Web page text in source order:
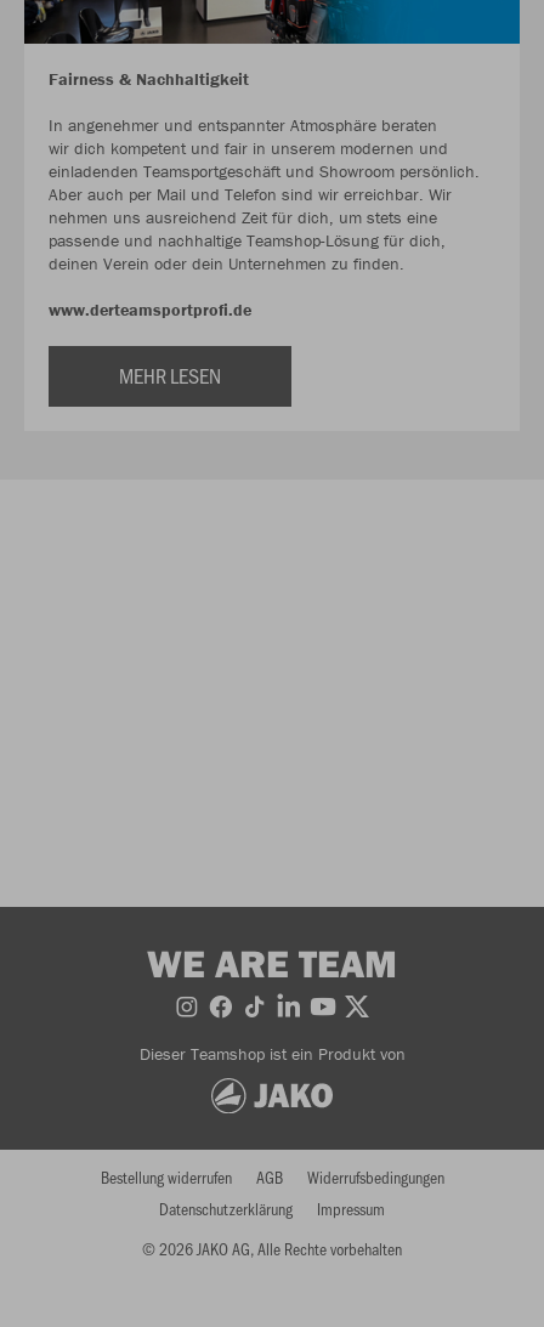
Fairness & Nachhaltigkeit
In angenehmer und entspannter Atmosphäre beraten
wir dich kompetent und fair in unserem modernen und
einladenden Teamsportgeschäft und Showroom persönlich.
Aber auch per Mail und Telefon sind wir erreichbar. Wir
nehmen uns ausreichend Zeit für dich, um stets eine
passende und nachhaltige Teamshop-Lösung für dich,
deinen Verein oder dein Unternehmen zu finden.
www.derteamsportprofi.de
MEHR LESEN
WE ARE TEAM
Dieser Teamshop ist ein Produkt von
© 2026 JAKO AG, Alle Rechte vorbehalten
Bestellung widerrufen AGB
Widerrufsbedingungen
Datenschutzerklärung
Impressum